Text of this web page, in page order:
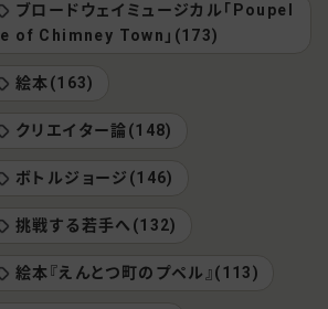
ブロードウェイミュージカル「Poupel
le of Chimney Town」(173)
絵本(163)
クリエイター論(148)
ボトルジョージ(146)
挑戦する若手へ(132)
絵本『えんとつ町のプペル』(113)